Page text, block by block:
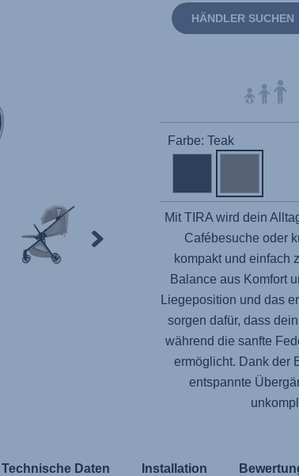
HÄNDLER SUCHEN
Farbe: Teak
Mit TIRA wird dein
Cafébesuche oder
kompakt und einfach
Balance aus Komfort
Liegeposition und das
sorgen dafür, dass
während die sanfte
ermöglicht. Dank der
entspannte
Technische Daten Installation